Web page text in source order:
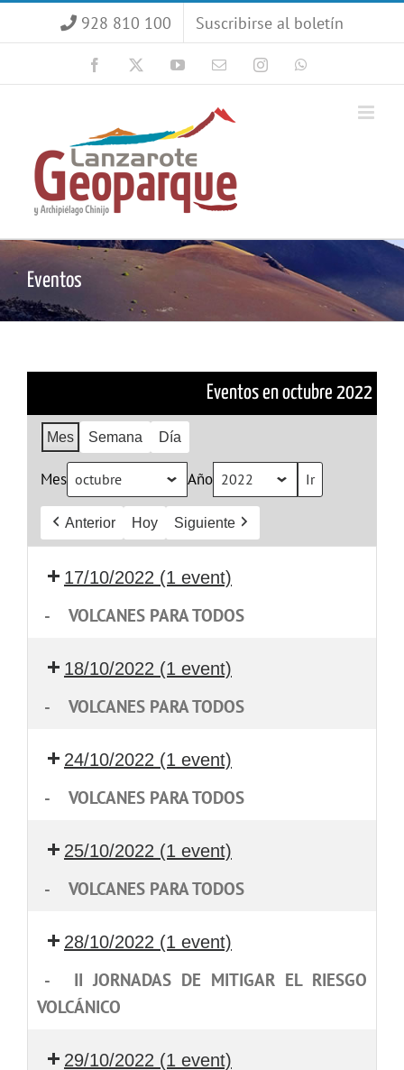
928 810 100 Suscribirse al boletín
Facebook YouTubeCorreoInstagram
Eventos
Eventos en octubre 2022
Mes Semana Día
Mes Año
Anterior Hoy Siguiente
17/10/2022 (1 event)
- VOLCANES PARA TODOS
18/10/2022 (1 event)
- VOLCANES PARA TODOS
24/10/2022 (1 event)
- VOLCANES PARA TODOS
25/10/2022 (1 event)
- VOLCANES PARA TODOS
28/10/2022 (1 event)
-
II JORNADAS DE MITIGAR EL RIESGO
VOLCÁNICO
29/10/2022 (1 event)